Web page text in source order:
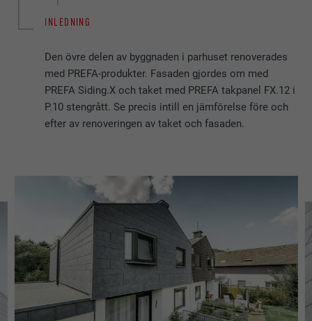
INLEDNING
Den övre delen av byggnaden i parhuset renoverades
med PREFA-produkter. Fasaden gjordes om med
PREFA Siding.X och taket med PREFA takpanel FX.12 i
P.10 stengrått. Se precis intill en jämförelse före och
efter av renoveringen av taket och fasaden.